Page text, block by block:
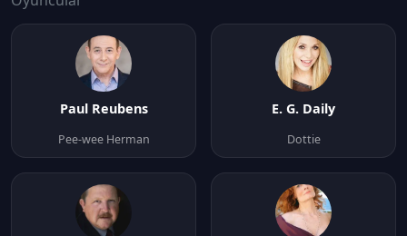
Paul Reubens
Pee-wee Herman
E. G. Daily
Dottie